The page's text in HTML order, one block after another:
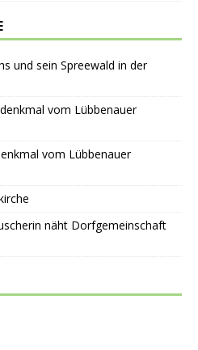
und sein Spreewald in der
vom Lübbenauer
vom Lübbenauer
näht Dorfgemeinschaft